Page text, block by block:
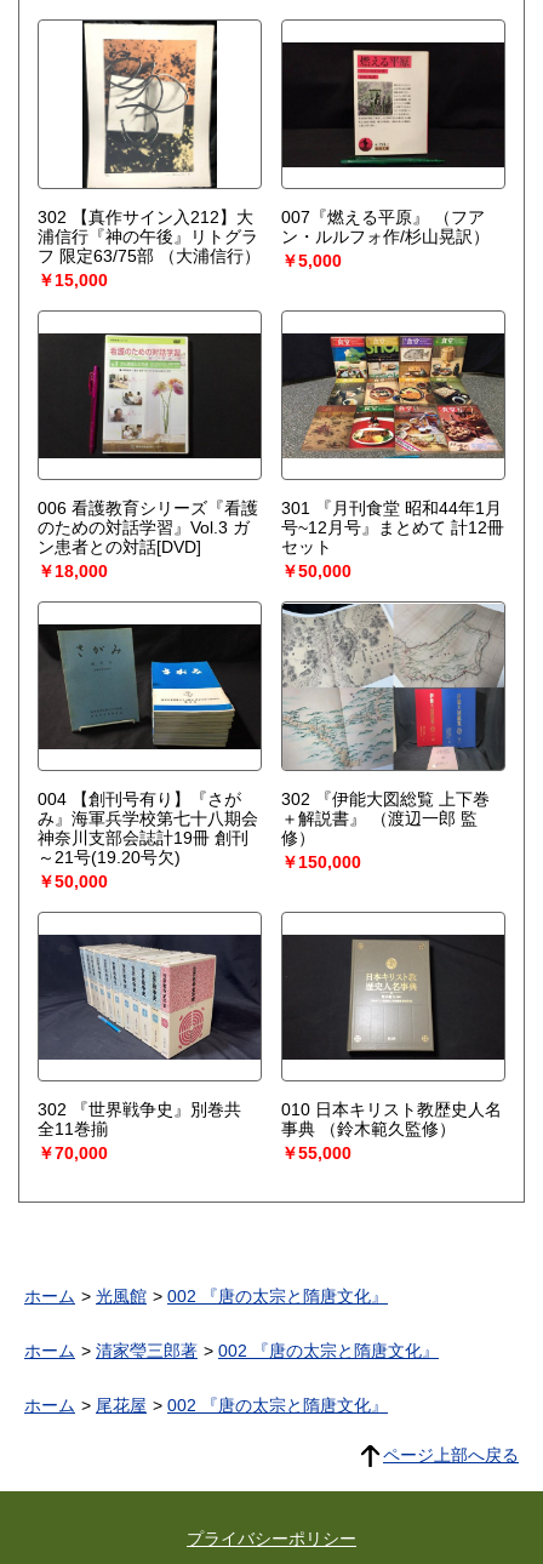
302 【真作サイン入212】大
浦信行『神の午後』リトグラ
フ 限定63/75部
（大浦信行）
￥15,000
007『燃える平原』
（フア
ン・ルルフォ作/杉山晃訳）
￥5,000
006 看護教育シリーズ『看護
のための対話学習』Vol.3 ガ
ン患者との対話[DVD]
￥18,000
301 『月刊食堂 昭和44年1月
号~12月号』まとめて 計12冊
セット
￥50,000
004 【創刊号有り】『さが
み』海軍兵学校第七十八期会
神奈川支部会誌計19冊 創刊
～21号(19.20号欠)
￥50,000
302 『伊能大図総覧 上下巻
＋解説書』
（渡辺一郎 監
修）
￥150,000
302 『世界戦争史』別巻共
全11巻揃
￥70,000
010 日本キリスト教歴史人名
事典
（鈴木範久監修）
￥55,000
ホーム 光風館 002 『唐の太宗と隋唐文化』
ホーム 清家瑩三郎著 002 『唐の太宗と隋唐文化』
ホーム 尾花屋 002 『唐の太宗と隋唐文化』
ページ上部へ戻る
プライバシーポリシー